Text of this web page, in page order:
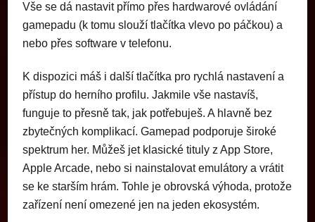
Vše se dá nastavit přímo přes hardwarové ovládání
gamepadu (k tomu slouží tlačítka vlevo po páčkou) a
nebo přes software v telefonu.
K dispozici máš i další tlačítka pro rychlá nastavení a
přístup do herního profilu. Jakmile vše nastavíš,
funguje to přesně tak, jak potřebuješ. A hlavně bez
zbytečných komplikací. Gamepad podporuje široké
spektrum her. Můžeš jet klasické tituly z App Store,
Apple Arcade, nebo si nainstalovat emulátory a vrátit
se ke starším hrám. Tohle je obrovská výhoda, protože
zařízení není omezené jen na jeden ekosystém.